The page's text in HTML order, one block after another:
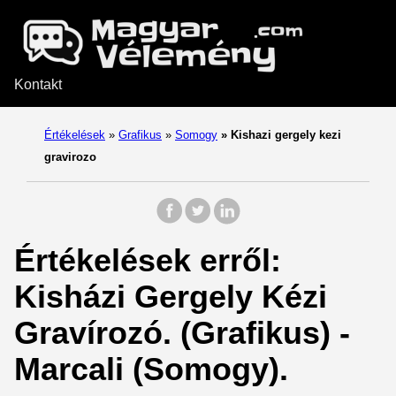
Kontakt
Értékelések » Grafikus » Somogy » Kishazi gergely kezi
gravirozo
Értékelések erről:
Kisházi Gergely Kézi
Gravírozó. (Grafikus) -
Marcali (Somogy).